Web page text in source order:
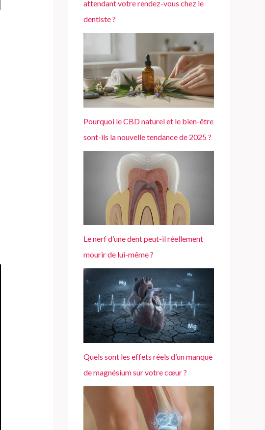
attendant votre rendez-vous chez le
dentiste ?
Pourquoi le CBD naturel et le bien-être
sont-ils la nouvelle tendance de 2025 ?
Le nerf d’une dent peut-il réellement
mourir de lui-même ?
Quels sont les effets réels d’un manque
de magnésium sur votre cœur ?